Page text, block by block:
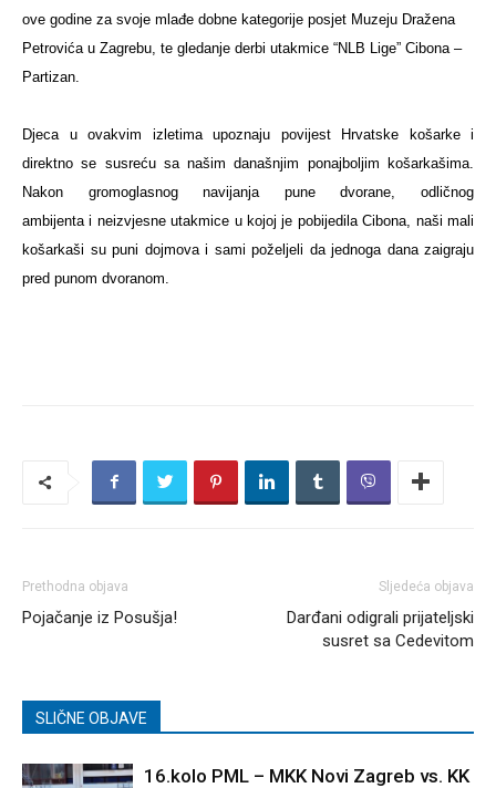
ove godine za svoje mlađe dobne kategorije posjet Muzeju Dražena
Petrovića u Zagrebu, te gledanje derbi utakmice “NLB Lige” Cibona –
Partizan.
Djeca u ovakvim izletima upoznaju povijest Hrvatske košarke i
direktno se susreću sa našim današnjim ponajboljim košarkašima.
Nakon gromoglasnog navijanja pune dvorane, odličnog
ambijenta i neizvjesne utakmice u kojoj je pobijedila Cibona, naši mali
košarkaši su puni dojmova i sami poželjeli da jednoga dana zaigraju
pred punom dvoranom.
Prethodna objava
Pojačanje iz Posušja!
Sljedeća objava
Darđani odigrali prijateljski
susret sa Cedevitom
SLIČNE OBJAVE
16.kolo PML – MKK Novi Zagreb vs. KK